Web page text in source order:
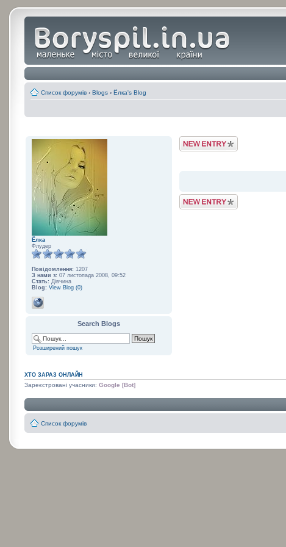
Список форумів ‹ Blogs ‹ Ёлка's Blog
Ёлка
Флудер
Повідомлення: 1207
З нами з: 07 листопада 2008, 09:52
Стать: Дівчина
Blog: View Blog (0)
Search Blogs
Розширений пошук
Post a Blog Entry
Post a Blog Entry
ХТО ЗАРАЗ ОНЛАЙН
Зареєстровані учасники:Google [Bot]
Список форумів